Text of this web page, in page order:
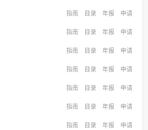
指南 目录 年报 申请
指南 目录 年报 申请
指南 目录 年报 申请
指南 目录 年报 申请
指南 目录 年报 申请
指南 目录 年报 申请
指南 目录 年报 申请